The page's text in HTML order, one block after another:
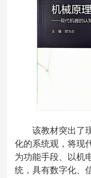
该教材突出了
化的系统观，将现
为功能手段、以机
统，具有数字化、